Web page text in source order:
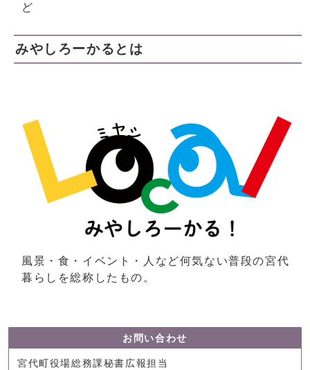
ど
みやしろーかるとは
風景・食・イベント・人など何気ない普段の宮代
暮らしを総称したもの。
お問い合わせ
宮代町役場総務課秘書広報担当